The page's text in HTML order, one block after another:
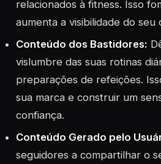
relacionados à fitness. Isso
aumenta a visibilidade do seu
Conteúdo dos Bastidores:
vislumbre das suas rotinas
preparações de refeições.
sua marca e construir um
confiança.
Conteúdo Gerado pelo
seguidores a compartilhar o